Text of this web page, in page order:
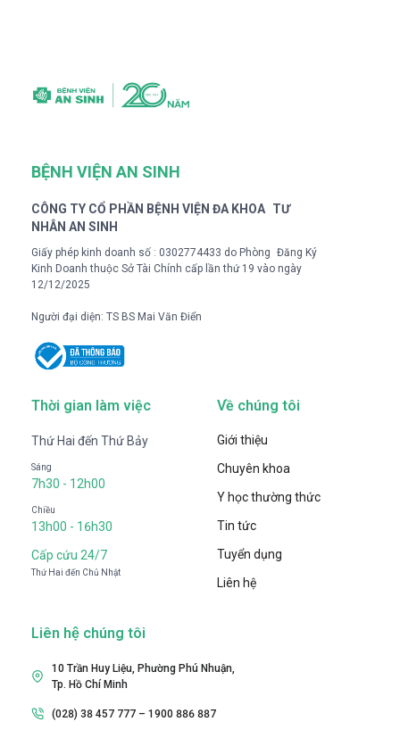
BỆNH VIỆN AN SINH
CÔNG TY CỔ PHẦN BỆNH VIỆN ĐA KHOA TƯ
NHÂN AN SINH
Giấy phép kinh doanh số : 0302774433 do Phòng Đăng Ký
Kinh Doanh thuộc Sở Tài Chính cấp lần thứ 19 vào ngày
12/12/2025
Người đại diện: TS BS Mai Văn Điển
Thời gian làm việc
Thứ Hai đến Thứ Bảy
Sáng
7h30 - 12h00
Chiều
13h00 - 16h30
Cấp cứu 24/7
Thứ Hai đến Chủ Nhật
Về chúng tôi
Giới thiệu
Chuyên khoa
Y học thường thức
Tin tức
Tuyển dụng
Liên hệ
Liên hệ chúng tôi
10 Trần Huy Liệu, Phường Phú Nhuận,
Tp. Hồ Chí Minh
(028) 38 457 777 – 1900 886 887